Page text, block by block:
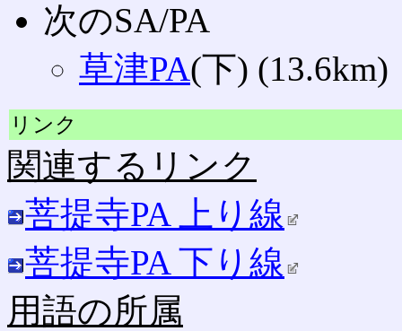
次のSA/PA
草津PA(下) (13.6km)
リンク
関連するリンク
菩提寺PA 上り線
菩提寺PA 下り線
用語の所属